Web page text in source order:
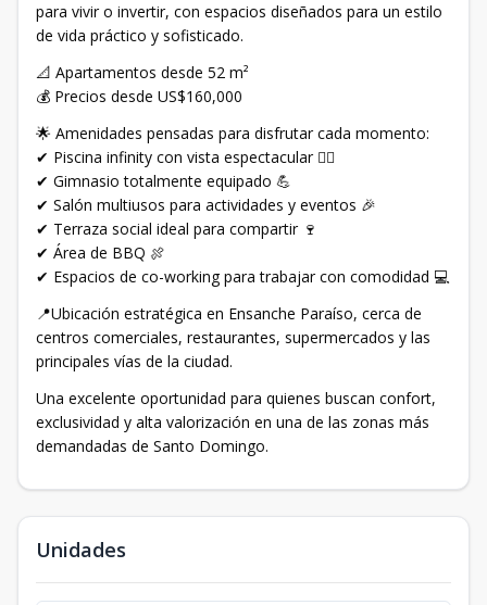
para vivir o invertir, con espacios diseñados para un estilo
de vida práctico y sofisticado.
📐 Apartamentos desde 52 m²
💰 Precios desde US$160,000
🌟 Amenidades pensadas para disfrutar cada momento:
✔ Piscina infinity con vista espectacular 🏊‍♂️
✔ Gimnasio totalmente equipado 💪
✔ Salón multiusos para actividades y eventos 🎉
✔ Terraza social ideal para compartir 🍷
✔ Área de BBQ 🍖
✔ Espacios de co-working para trabajar con comodidad 💻
📍Ubicación estratégica en Ensanche Paraíso, cerca de
centros comerciales, restaurantes, supermercados y las
principales vías de la ciudad.
Una excelente oportunidad para quienes buscan confort,
exclusividad y alta valorización en una de las zonas más
demandadas de Santo Domingo.
Unidades